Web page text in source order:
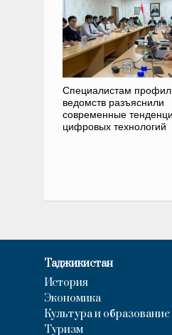
Специалистам
ведомств разъяснили
современные
цифровых технологий
Таджикистан
История
Экономика
Культура и образование
Туризм